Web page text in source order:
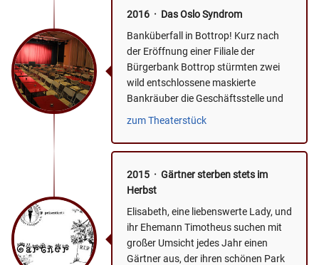
2016 · Das Oslo Syndrom
Banküberfall in Bottrop! Kurz nach
der Eröffnung einer Filiale der
Bürgerbank Bottrop stürmten zwei
wild entschlossene maskierte
Bankräuber die Geschäftsstelle und
bedrohten das Bankpersonal mit...
zum Theaterstück
2015 · Gärtner sterben stets im
Herbst
Elisabeth, eine liebenswerte Lady, und
ihr Ehemann Timotheus suchen mit
großer Umsicht jedes Jahr einen
Gärtner aus, der ihren schönen Park